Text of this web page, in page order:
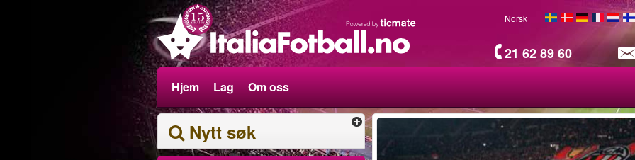
21 62 89 60
Norsk
Hjem Lag Om oss
Nytt søk